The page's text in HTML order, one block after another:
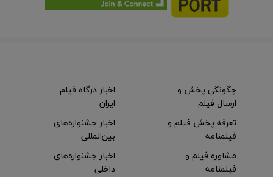
چگونگی پخش و
ارسال فیلم
تعرفه پخش فیلم و
فیلمنامه
مشاوره فیلم و
فیلمنامه
اخبار درگاه فیلم
ایران
اخبار جشنواره‌های
بین‌المللی
اخبار جشنواره‌های
داخلی